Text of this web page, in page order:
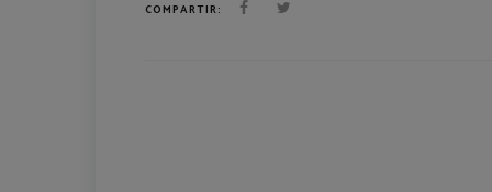
COMPARTIR: